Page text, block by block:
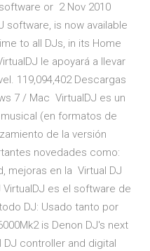
or 2 Nov 2010
software, is now available
to all DJs, in its Home
le apoyará a llevar
119,094,402 Descargas
7 / Mac VirtualDJ es un
(en formatos de
de la versión
novedades como:
mejoras en la Virtual DJ
VirtualDJ es el software de
DJ: Usado tanto por
is Denon DJ's next
controller and digital